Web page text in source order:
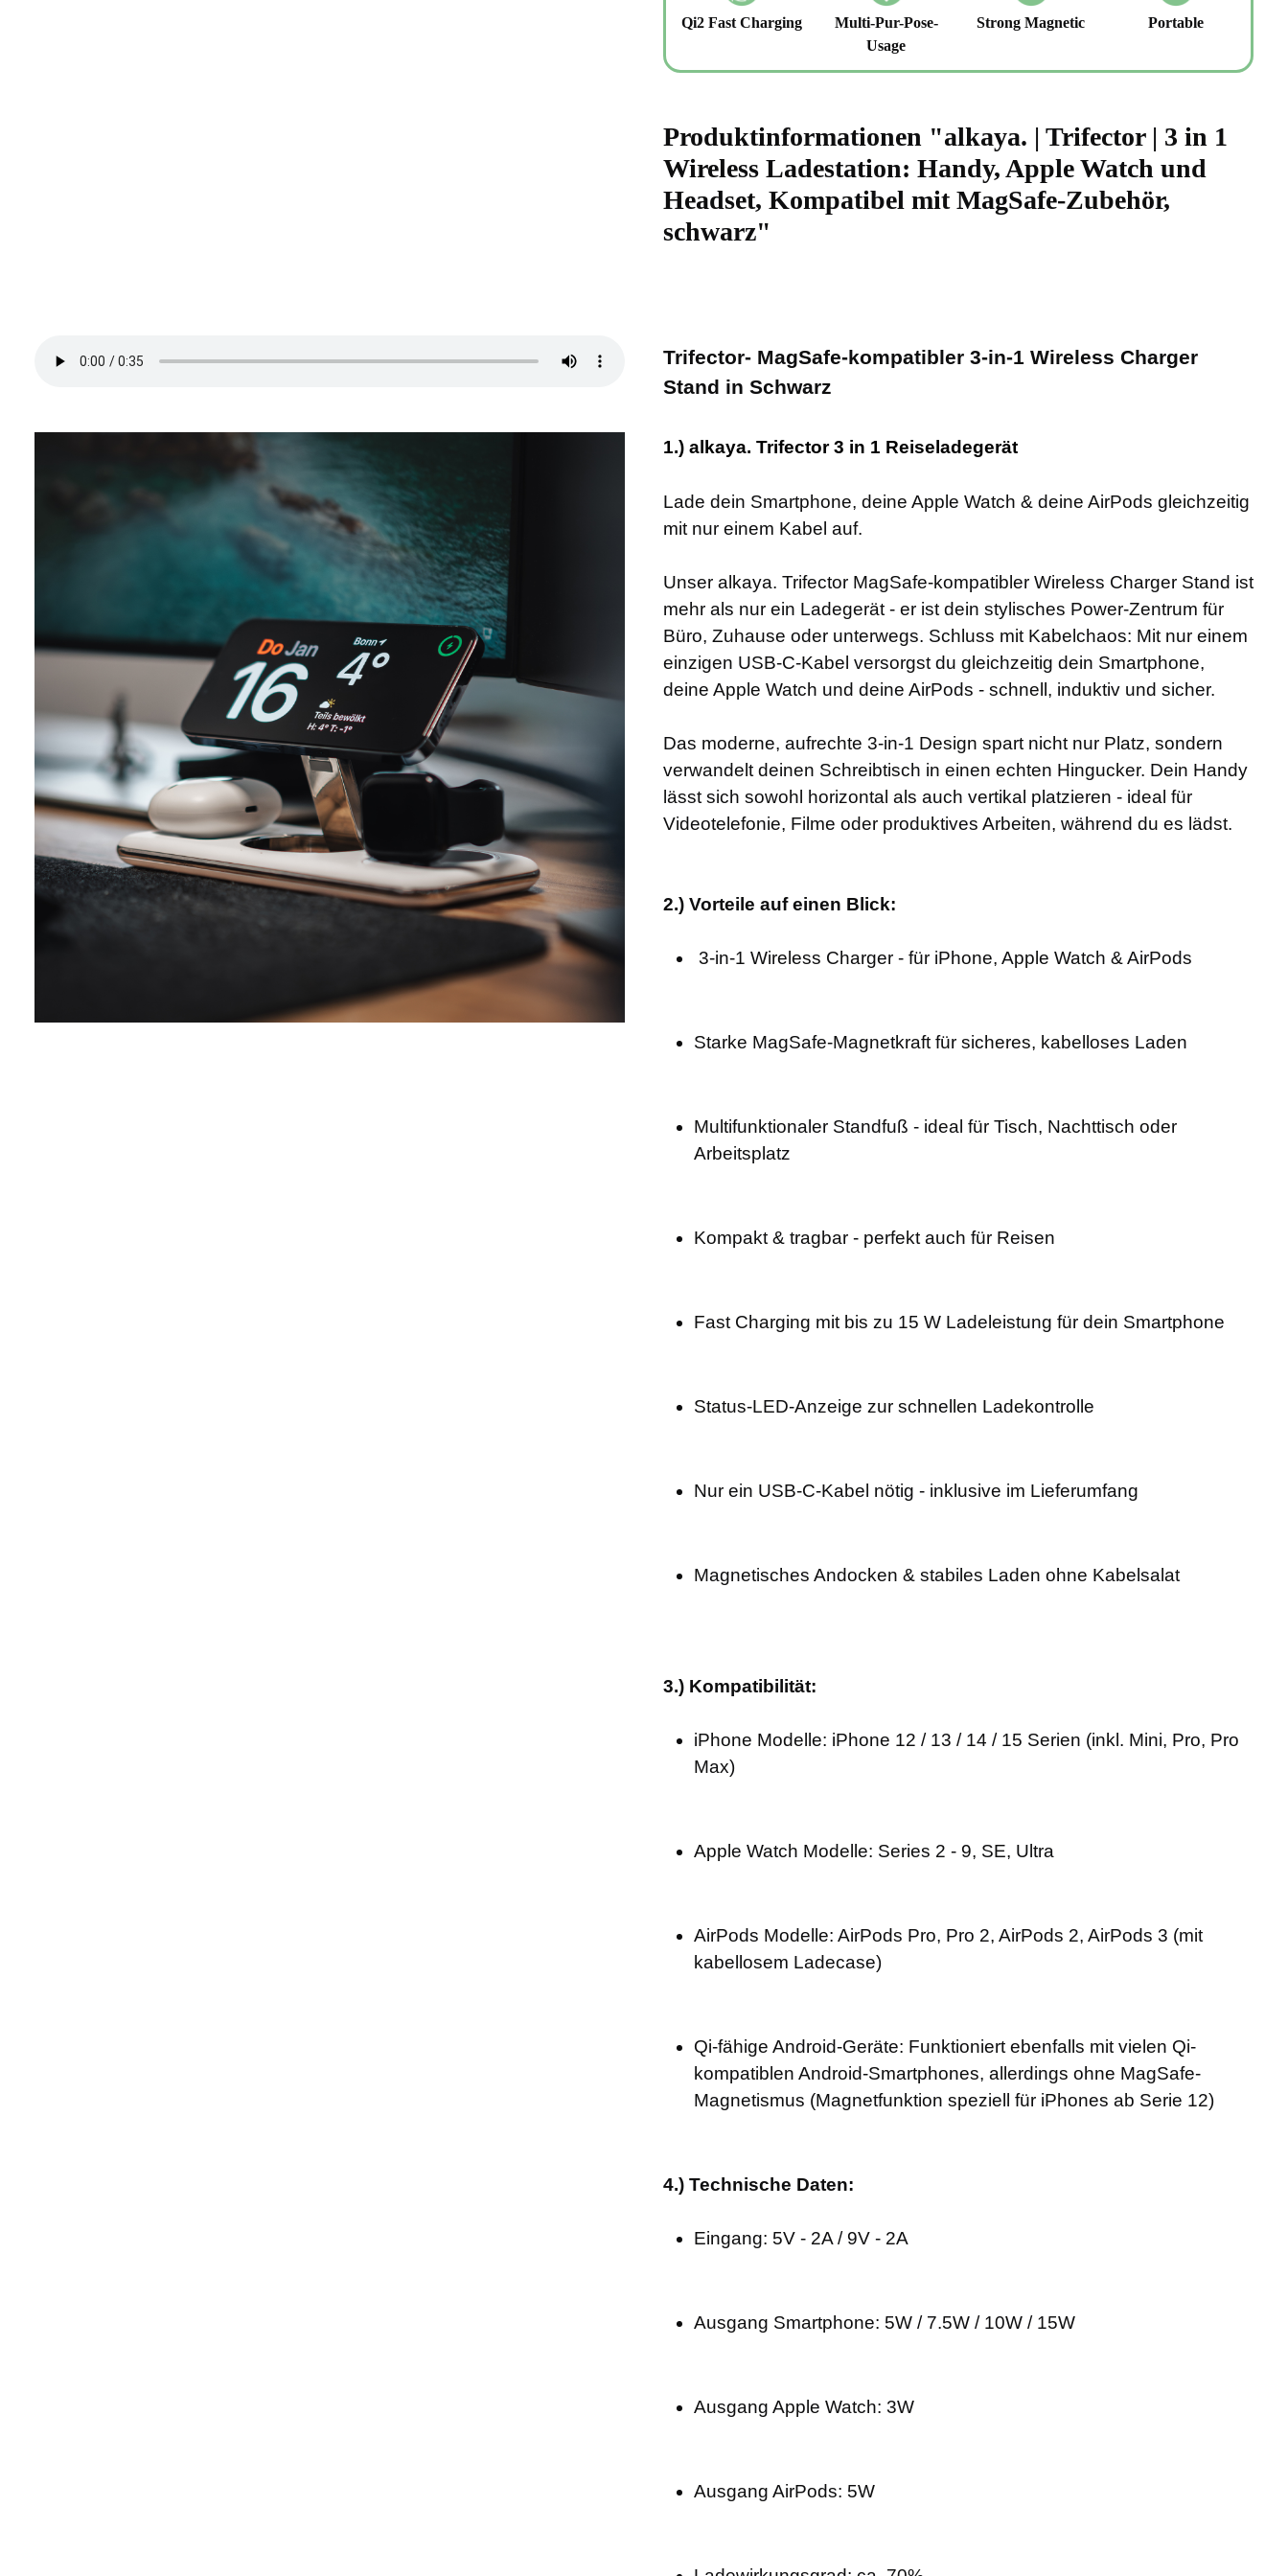
Qi2 Fast Charging
Multi-Pur-Pose-
Usage
Strong Magnetic Portable
Produktinformationen "alkaya. | Trifector | 3 in 1
Wireless Ladestation: Handy, Apple Watch und
Headset, Kompatibel mit MagSafe-Zubehör,
schwarz"
Trifector- MagSafe-kompatibler 3-in-1 Wireless Charger
Stand in Schwarz
1.) alkaya. Trifector 3 in 1 Reiseladegerät
Lade dein Smartphone, deine Apple Watch & deine AirPods gleichzeitig
mit nur einem Kabel auf.
Unser alkaya. Trifector MagSafe-kompatibler Wireless Charger Stand ist
mehr als nur ein Ladegerät - er ist dein stylisches Power-Zentrum für
Büro, Zuhause oder unterwegs. Schluss mit Kabelchaos: Mit nur einem
einzigen USB-C-Kabel versorgst du gleichzeitig dein Smartphone,
deine Apple Watch und deine AirPods - schnell, induktiv und sicher.
Das moderne, aufrechte 3-in-1 Design spart nicht nur Platz, sondern
verwandelt deinen Schreibtisch in einen echten Hingucker. Dein Handy
lässt sich sowohl horizontal als auch vertikal platzieren - ideal für
Videotelefonie, Filme oder produktives Arbeiten, während du es lädst.
2.) Vorteile auf einen Blick:
3-in-1 Wireless Charger - für iPhone, Apple Watch & AirPods
Starke MagSafe-Magnetkraft für sicheres, kabelloses Laden
Multifunktionaler Standfuß - ideal für Tisch, Nachttisch oder
Arbeitsplatz
Kompakt & tragbar - perfekt auch für Reisen
Fast Charging mit bis zu 15 W Ladeleistung für dein Smartphone
Status-LED-Anzeige zur schnellen Ladekontrolle
Nur ein USB-C-Kabel nötig - inklusive im Lieferumfang
Magnetisches Andocken & stabiles Laden ohne Kabelsalat
3.) Kompatibilität:
iPhone Modelle: iPhone 12 / 13 / 14 / 15 Serien (inkl. Mini, Pro, Pro
Max)
Apple Watch Modelle: Series 2 - 9, SE, Ultra
AirPods Modelle: AirPods Pro, Pro 2, AirPods 2, AirPods 3 (mit
kabellosem Ladecase)
Qi-fähige Android-Geräte: Funktioniert ebenfalls mit vielen Qi-
kompatiblen Android-Smartphones, allerdings ohne MagSafe-
Magnetismus (Magnetfunktion speziell für iPhones ab Serie 12)
4.) Technische Daten:
Eingang: 5V - 2A / 9V - 2A
Ausgang Smartphone: 5W / 7.5W / 10W / 15W
Ausgang Apple Watch: 3W
Ausgang AirPods: 5W